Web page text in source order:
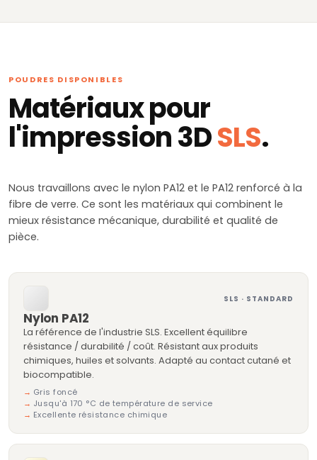
POUDRES DISPONIBLES
Matériaux pour
l'impression 3DSLS.
Nous travaillons avec le nylon PA12 et le PA12 renforcé à la
fibre de verre. Ce sont les matériaux qui combinent le
mieux résistance mécanique, durabilité et qualité de
pièce.
SLS · STANDARD
Nylon PA12
La référence de l'industrie SLS. Excellent équilibre
résistance / durabilité / coût. Résistant aux produits
chimiques, huiles et solvants. Adapté au contact cutané et
biocompatible.
Gris foncé
Jusqu'à 170 °C de température de service
Excellente résistance chimique